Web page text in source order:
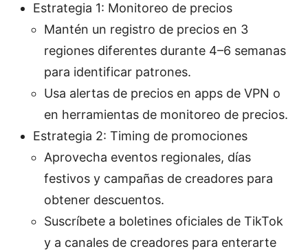
Estrategia 1: Monitoreo de precios
Mantén un registro de precios en 3
regiones diferentes durante 4–6 semanas
para identificar patrones.
Usa alertas de precios en apps de VPN o
en herramientas de monitoreo de precios.
Estrategia 2: Timing de promociones
Aprovecha eventos regionales, días
festivos y campañas de creadores para
obtener descuentos.
Suscríbete a boletines oficiales de TikTok
y a canales de creadores para enterarte